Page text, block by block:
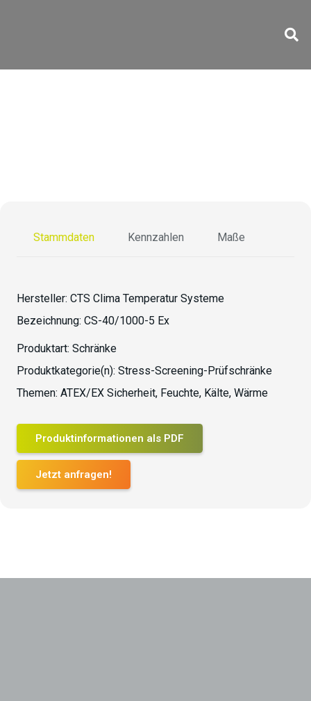
Stammdaten Kennzahlen Maße
Hersteller: CTS Clima Temperatur Systeme
Bezeichnung: CS-40/1000-5 Ex
Produktart: Schränke
Produktkategorie(n): Stress-Screening-Prüfschränke
Themen: ATEX/EX Sicherheit, Feuchte, Kälte, Wärme
Produktinformationen als PDF
Jetzt anfragen!